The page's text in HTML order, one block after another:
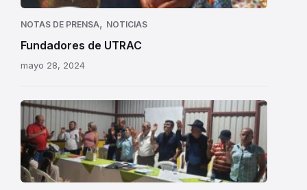
NOTAS DE PRENSA, NOTICIAS
Fundadores de UTRAC
mayo 28, 2024